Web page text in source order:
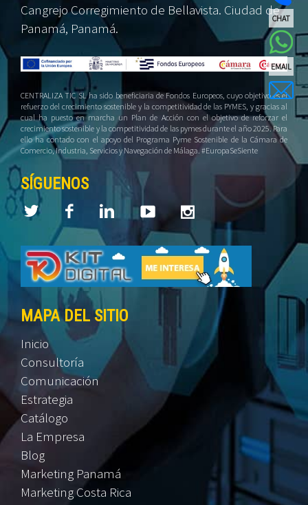
CHAT
EMAIL
Cangrejo Corregimiento de Bellavista. Ciudad de
Panamá, Panamá.
CENTRALIZA TIC SL ha sido beneficiaria de Fondos Europeos, cuyo objetivo es el
refuerzo del crecimiento sostenible y la competitividad de las PYMES, y gracias al
cual ha puesto en marcha un Plan de Acción con el objetivo de reforzar el
crecimiento sostenible y la competitividad de las pymes durante el año 2025. Para
ello ha contado con el apoyo del Programa Pyme Sostenible de la Cámara de
Comercio, Industria, Servicios y Navegación de Málaga. #EuropaSeSiente
SÍGUENOS
MAPA DEL SITIO
Inicio
Consultoría
Comunicación
Estrategia
Catálogo
La Empresa
Blog
Marketing Panamá
Marketing Costa Rica